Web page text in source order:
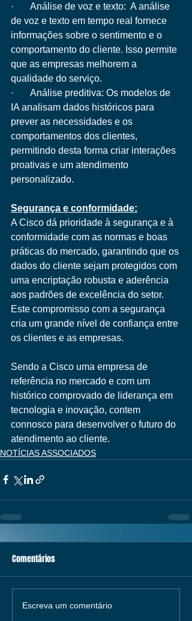
·       Análise de voz e texto:  A análise
de voz e texto em tempo real fornece
informações sobre o sentimento e o
comportamento do cliente. Isso permite
que as empresas melhorem a
qualidade do serviço.
·       Análise preditiva: Os modelos de
IA analisam dados históricos para
prever as necessidades e os
comportamentos dos clientes,
permitindo desta forma criar interações
proativas e um atendimento
personalizado.
Segurança e conformidade:
A Cisco dá prioridade à segurança e à
conformidade com as normas e boas
práticas do mercado, garantindo que os
dados do cliente sejam protegidos com
uma encriptação robusta e aderência
aos padrões de excelência do setor.
Este compromisso com a segurança
cria um grande nível de confiança entre
os clientes e as empresas.
Sendo a Cisco uma empresa de
referência no mercado e com um
histórico comprovado de liderança em
tecnologia e inovação, contem
connosco para desenvolver o futuro do
atendimento ao cliente.
NOTÍCIAS ASSOCIADOS
Comentários
Escreva um comentário